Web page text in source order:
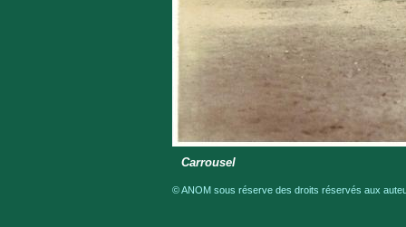
Carrousel
© ANOM sous réserve des droits réservés aux